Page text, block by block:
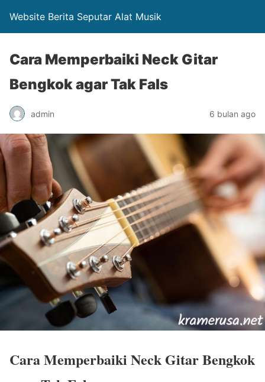
Website Berita Seputar Alat Musik
Cara Memperbaiki Neck Gitar
Bengkok agar Tak Fals
admin 6 bulan ago
Cara Memperbaiki Neck Gitar Bengkok